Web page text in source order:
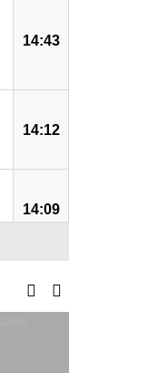
14:43
14:12
14:09